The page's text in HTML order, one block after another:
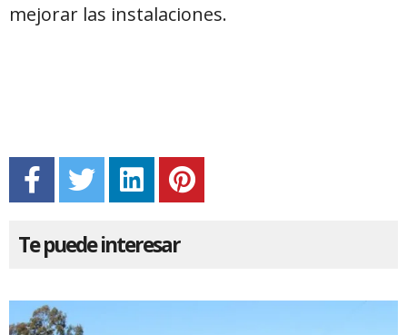
mejorar las instalaciones.
Te puede interesar